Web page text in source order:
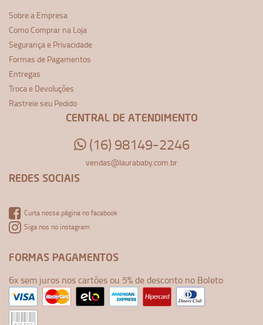
Sobre a Empresa
Como Comprar na Loja
Segurança e Privacidade
Formas de Pagamentos
Entregas
Troca e Devoluções
Rastreie seu Pedido
CENTRAL DE ATENDIMENTO
(16) 98149-2246
vendas@laurababy.com.br
REDES SOCIAIS
Curta nossa página no facebook
Siga nos no instagram
FORMAS PAGAMENTOS
6x sem juros nos cartões ou 5% de desconto no Boleto